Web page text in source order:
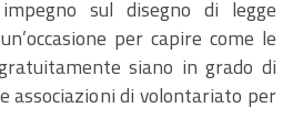
sul disegno di legge
per capire come le
siano in grado di
associazioni di volontariato per